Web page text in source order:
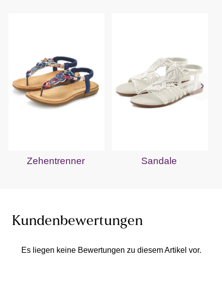
Zehentrenner Sandale
Kundenbewertungen
Es liegen keine Bewertungen zu diesem Artikel vor.